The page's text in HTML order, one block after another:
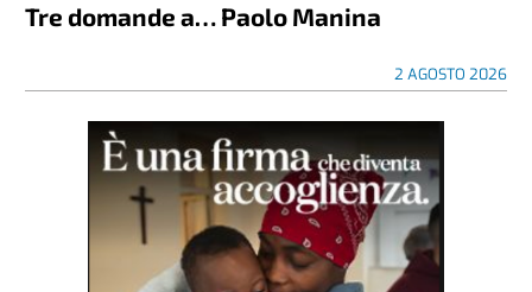
Tre domande a… Paolo Manina
2 AGOSTO 2026